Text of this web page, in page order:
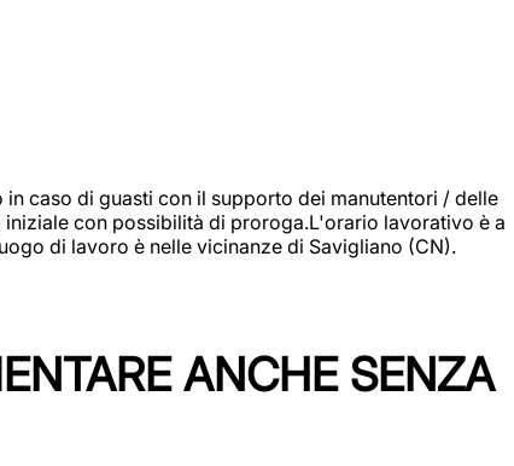
caso di guasti con il supporto dei manutentori / delle
con possibilità di proroga.L'orario lavorativo è a
di lavoro è nelle vicinanze di Savigliano (CN).
ANCHE SENZA